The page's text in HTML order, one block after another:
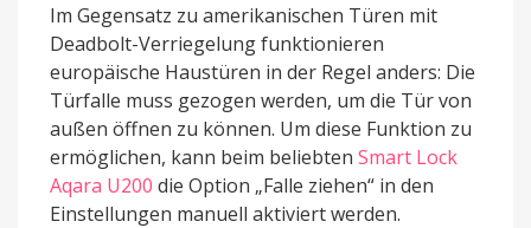
Im Gegensatz zu amerikanischen Türen mit
Deadbolt-Verriegelung funktionieren
europäische Haustüren in der Regel anders: Die
Türfalle muss gezogen werden, um die Tür von
außen öffnen zu können. Um diese Funktion zu
ermöglichen, kann beim beliebten Smart Lock
Aqara U200 die Option „Falle ziehen“ in den
Einstellungen manuell aktiviert werden.